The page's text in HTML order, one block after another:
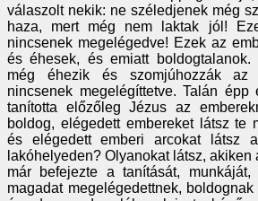
válaszolt nekik: ne széledjenek még
haza, mert még nem laktak jól!
nincsenek megelégedve! Ezek az
és éhesek, és emiatt boldogtalanok.
még éhezik és szomjúhozzák az
nincsenek megelégíttetve. Talán épp
tanította előzőleg Jézus az
boldog, elégedett embereket látsz te
és elégedett emberi arcokat látsz
lakóhelyeden? Olyanokat látsz, akiken
már befejezte a tanítását,
magadat megelégedettnek,